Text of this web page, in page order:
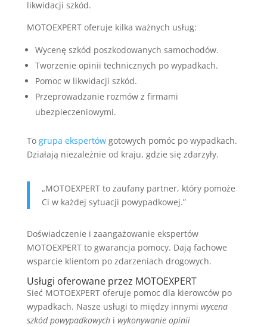
likwidacji szkód.
MOTOEXPERT oferuje kilka ważnych usług:
Wycenę szkód poszkodowanych samochodów.
Tworzenie opinii technicznych po wypadkach.
Pomoc w likwidacji szkód.
Przeprowadzanie rozmów z firmami
ubezpieczeniowymi.
To grupa ekspertówgotowych pomóc po wypadkach.
Działają niezależnie od kraju, gdzie się zdarzyły.
„MOTOEXPERT to zaufany partner, który pomoże
Ci w każdej sytuacji powypadkowej.”
Doświadczenie i zaangażowanie ekspertów
MOTOEXPERT to gwarancja pomocy. Dają fachowe
wsparcie klientom po zdarzeniach drogowych.
Usługi oferowane przez MOTOEXPERT
Sieć MOTOEXPERT oferuje pomoc dla kierowców po
wypadkach. Nasze usługi to między innymi wycena
szkód powypadkowychi wykonywanie opinii